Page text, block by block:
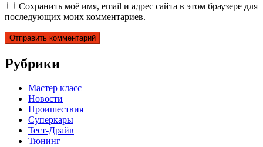
Сохранить моё имя, email и адрес сайта в этом браузере для
последующих моих комментариев.
Рубрики
Мастер класс
Новости
Проишествия
Суперкары
Тест-Драйв
Тюнинг